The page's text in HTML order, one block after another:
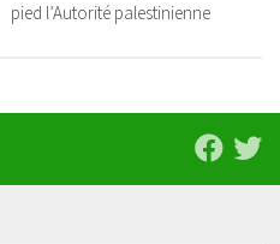
pied l’Autorité palestinienne